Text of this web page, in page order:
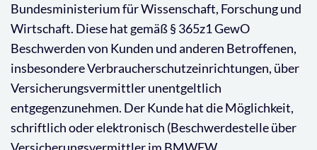
Bundesministerium für Wissenschaft, Forschung und
Wirtschaft. Diese hat gemäß § 365z1 GewO
Beschwerden von Kunden und anderen Betroffenen,
insbesondere Verbraucherschutzeinrichtungen, über
Versicherungsvermittler unentgeltlich
entgegenzunehmen. Der Kunde hat die Möglichkeit,
schriftlich oder elektronisch (Beschwerdestelle über